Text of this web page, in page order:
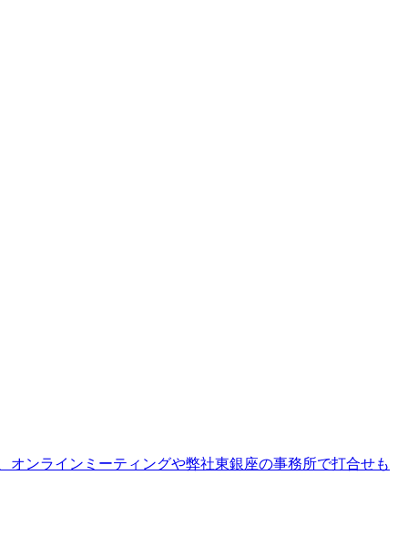
ンラインミーティングや弊社東銀座の事務所で打合せも